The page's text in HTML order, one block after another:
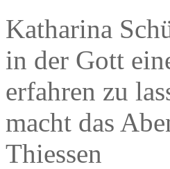
Katharina
in der Gott
erfahren zu
macht das
Thiessen